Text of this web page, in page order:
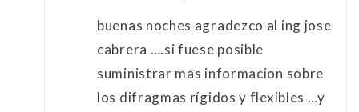
buenas noches agradezco al ing jose
cabrera ….si fuese posible
suministrar mas informacion sobre
los difragmas rígidos y flexibles …y